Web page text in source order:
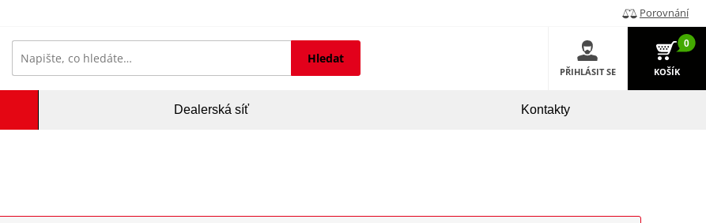
Porovnání
Hledat
PŘIHLÁSIT SE
0
KOŠÍK
Dealerská síť Kontakty